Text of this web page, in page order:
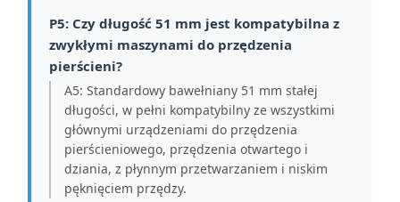
P5: Czy długość 51 mm jest kompatybilna z
zwykłymi maszynami do przędzenia
pierścieni?
A5: Standardowy bawełniany 51 mm stałej
długości, w pełni kompatybilny ze wszystkimi
głównymi urządzeniami do przędzenia
pierścieniowego, przędzenia otwartego i
dziania, z płynnym przetwarzaniem i niskim
pęknięciem przędzy.